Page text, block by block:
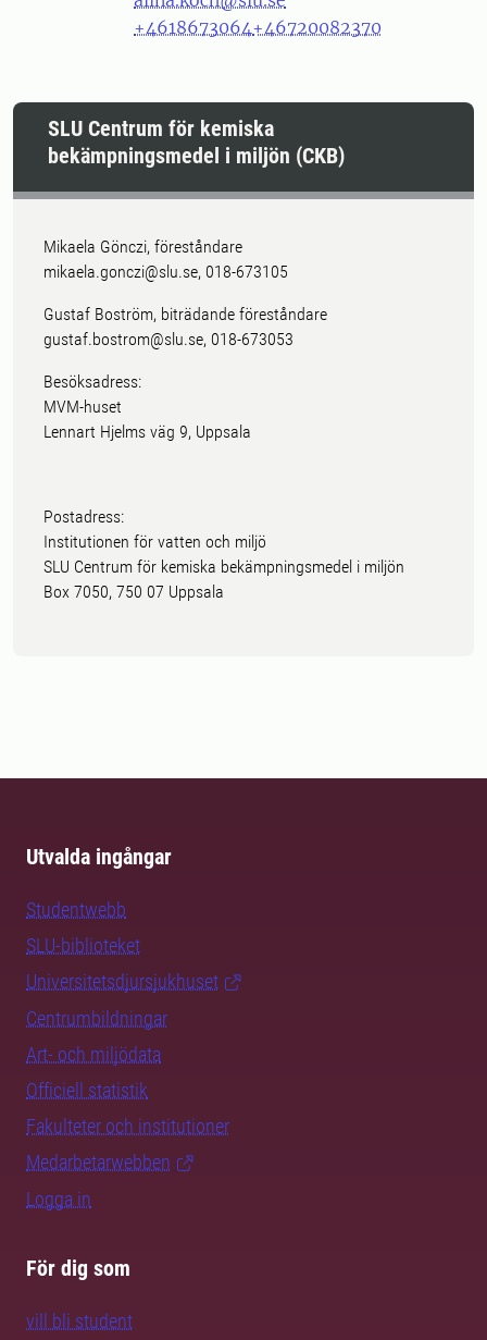
+4618673064+46720082370
SLU Centrum för kemiska
bekämpningsmedel i miljön (CKB)
Mikaela Gönczi, föreståndare
mikaela.gonczi@slu.se, 018-673105
Gustaf Boström, biträdande föreståndare
gustaf.bostrom@slu.se, 018-673053
Besöksadress:
MVM-huset
Lennart Hjelms väg 9, Uppsala
Postadress:
Institutionen för vatten och miljö
SLU Centrum för kemiska bekämpningsmedel i miljön
Box 7050, 750 07 Uppsala
Utvalda ingångar
Studentwebb
SLU-biblioteket
Universitetsdjursjukhuset
Centrumbildningar
Art- och miljödata
Officiell statistik
Fakulteter och institutioner
Medarbetarwebben
Logga in
För dig som
vill bli student